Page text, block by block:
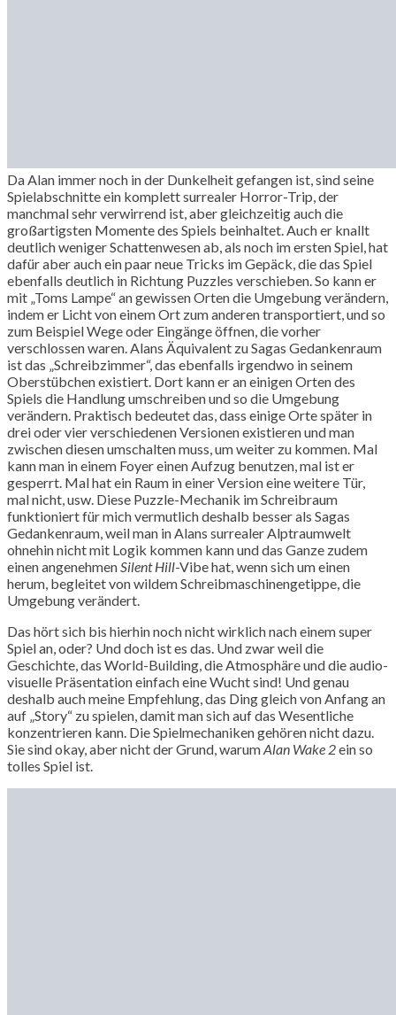
Da Alan immer noch in der Dunkelheit gefangen ist, sind seine
Spielabschnitte ein komplett surrealer Horror-Trip, der
manchmal sehr verwirrend ist, aber gleichzeitig auch die
großartigsten Momente des Spiels beinhaltet. Auch er knallt
deutlich weniger Schattenwesen ab, als noch im ersten Spiel, hat
dafür aber auch ein paar neue Tricks im Gepäck, die das Spiel
ebenfalls deutlich in Richtung Puzzles verschieben. So kann er
mit „Toms Lampe“ an gewissen Orten die Umgebung verändern,
indem er Licht von einem Ort zum anderen transportiert, und so
zum Beispiel Wege oder Eingänge öffnen, die vorher
verschlossen waren. Alans Äquivalent zu Sagas Gedankenraum
ist das „Schreibzimmer“, das ebenfalls irgendwo in seinem
Oberstübchen existiert. Dort kann er an einigen Orten des
Spiels die Handlung umschreiben und so die Umgebung
verändern. Praktisch bedeutet das, dass einige Orte später in
drei oder vier verschiedenen Versionen existieren und man
zwischen diesen umschalten muss, um weiter zu kommen. Mal
kann man in einem Foyer einen Aufzug benutzen, mal ist er
gesperrt. Mal hat ein Raum in einer Version eine weitere Tür,
mal nicht, usw. Diese Puzzle-Mechanik im Schreibraum
funktioniert für mich vermutlich deshalb besser als Sagas
Gedankenraum, weil man in Alans surrealer Alptraumwelt
ohnehin nicht mit Logik kommen kann und das Ganze zudem
einen angenehmen Silent Hill-Vibe hat, wenn sich um einen
herum, begleitet von wildem Schreibmaschinengetippe, die
Umgebung verändert.
Das hört sich bis hierhin noch nicht wirklich nach einem super
Spiel an, oder? Und doch ist es das. Und zwar weil die
Geschichte, das World-Building, die Atmosphäre und die audio-
visuelle Präsentation einfach eine Wucht sind! Und genau
deshalb auch meine Empfehlung, das Ding gleich von Anfang an
auf „Story“ zu spielen, damit man sich auf das Wesentliche
konzentrieren kann. Die Spielmechaniken gehören nicht dazu.
Sie sind okay, aber nicht der Grund, warumAlan Wake 2ein so
tolles Spiel ist.